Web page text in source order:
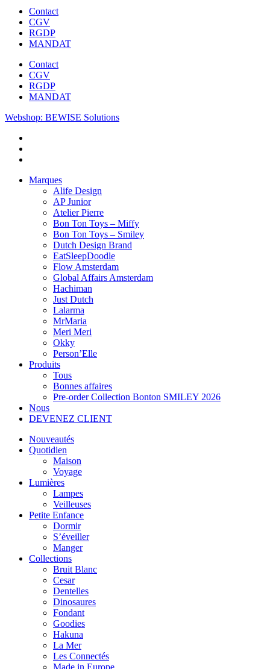
Contact
CGV
RGDP
MANDAT
Contact
CGV
RGDP
MANDAT
Webshop: BEWISE Solutions
Marques
Alife Design
AP Junior
Atelier Pierre
Bon Ton Toys – Miffy
Bon Ton Toys – Smiley
Dutch Design Brand
EatSleepDoodle
Flow Amsterdam
Global Affairs Amsterdam
Hachiman
Just Dutch
Lalarma
MrMaria
Meri Meri
Okky
Person’Elle
Produits
Tous
Bonnes affaires
Pre-order Collection Bonton SMILEY 2026
Nous
DEVENEZ CLIENT
Nouveautés
Quotidien
Maison
Voyage
Lumières
Lampes
Veilleuses
Petite Enfance
Dormir
S’éveiller
Manger
Collections
Bruit Blanc
Cesar
Dentelles
Dinosaures
Fondant
Goodies
Hakuna
La Mer
Les Connectés
Made in Europe